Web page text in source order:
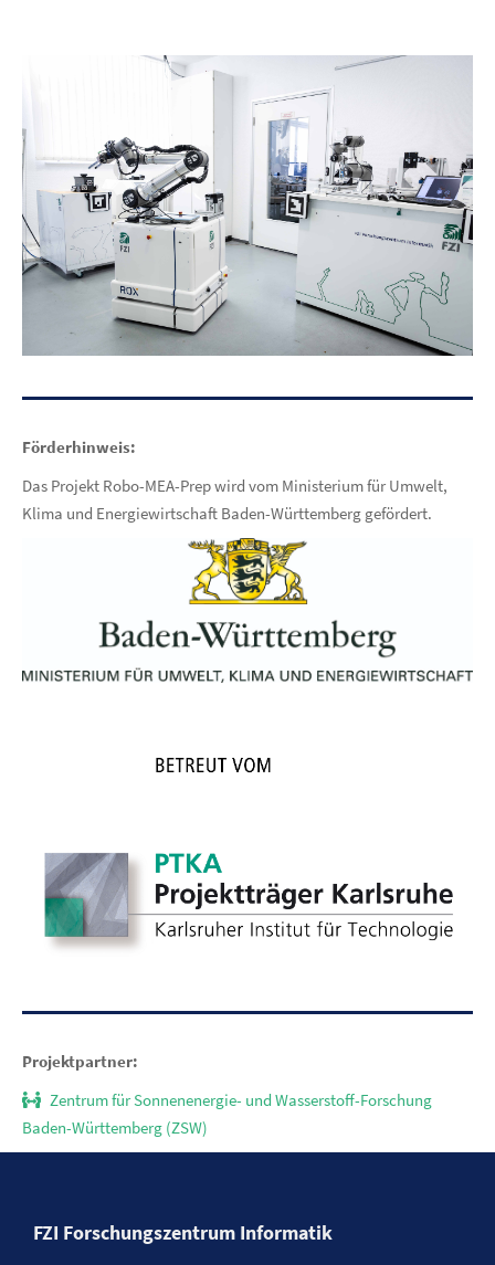
Förderhinweis:
Das Projekt Robo-MEA-Prep wird vom Ministerium für Umwelt,
Klima und Energiewirtschaft Baden-Württemberg gefördert.
Projektpartner:
Zentrum für Sonnenenergie- und Wasserstoff-Forschung
Baden-Württemberg (ZSW)
FZI Forschungszentrum Informatik